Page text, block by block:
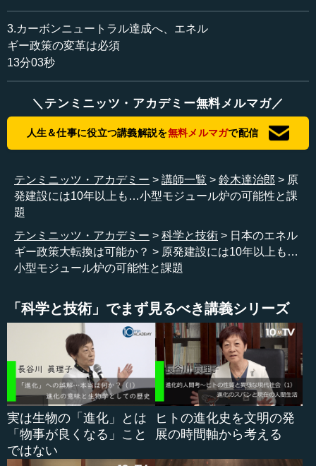
鈴木 もう1つ、国際エネルギー機関が発表したエネルギー
の見通しもあるのですけれど、将来の温暖化ガス削減のた
めにどういうものが必要かということをいっているので
す。（スライドの）左側（の図）を見ていただきますと、
再生可能エネルギー（Renewables）と書いてあります。こ
れは予測ですから、2030年までに3倍になるだろうといっ
ています。それで2050年までには、なんとさらにその3倍
ですから、ほぼ10倍になるのです。
のですけれど、原子力も伸びる、伸びるといわれてはいる
のですが、実は2050年までには3倍、2030年までには2倍も
いかないのです。
この再生可能エネルギーと原子力（発電）の伸びを考え
れば、圧倒的に再生可能エネルギーのほうが伸びが速いの
これが（スライドの）右手のほうにあるのがそれを絵に
したもの（図）なのですけれど、この茶色い部分です。こ
れが太陽エネルギー（Solar PV）です。原子力は見えない
のです。この原子力（Nuclear）は下を這いつくばっている
この黄色です。これが原子力です。
伸びるといっても、明らかに風力と太陽エネルギーがも
う世界ではメインなのです。
国際原子力機関（IAEA）の予測を見ても、伸びる、伸び
3.カーボンニュートラル達成へ、エネル
ギー政策の変革は必須
13分03秒
＼テンミニッツ・アカデミー無料メルマガ／
人生＆仕事に役立つ講義解説を無料メルマガで配信
テンミニッツ・アカデミー 講師一覧 鈴木達治郎
原
発建設には10年以上も…小型モジュール炉の可能性と課
題
テンミニッツ・アカデミー
科学と技術
日本のエネル
ギー政策大転換は可能か？
原発建設には10年以上も…
小型モジュール炉の可能性と課題
「科学と技術」でまず見るべき講義シリーズ
実は生物の「進化」とは
「物事が良くなる」こと
ではない
ヒトの進化史を文明の発
展の時間軸から考える